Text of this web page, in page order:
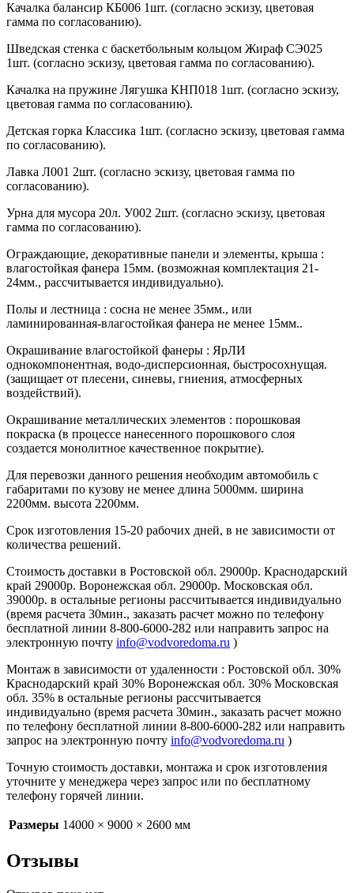
Качалка балансир КБ006 1шт. (согласно эскизу, цветовая
гамма по согласованию).
Шведская стенка с баскетбольным кольцом Жираф СЭ025
1шт. (согласно эскизу, цветовая гамма по согласованию).
Качалка на пружине Лягушка КНП018 1шт. (согласно эскизу,
цветовая гамма по согласованию).
Детская горка Классика 1шт. (согласно эскизу, цветовая гамма
по согласованию).
Лавка Л001 2шт. (согласно эскизу, цветовая гамма по
согласованию).
Урна для мусора 20л. У002 2шт. (согласно эскизу, цветовая
гамма по согласованию).
Ограждающие, декоративные панели и элементы, крыша :
влагостойкая фанера 15мм. (возможная комплектация 21-
24мм., рассчитывается индивидуально).
Полы и лестница : сосна не менее 35мм., или
ламинированная-влагостойкая фанера не менее 15мм..
Окрашивание влагостойкой фанеры : ЯрЛИ
однокомпонентная, водо-дисперсионная, быстросохнущая.
(защищает от плесени, синевы, гниения, атмосферных
воздействий).
Окрашивание металлических элементов : порошковая
покраска (в процессе нанесенного порошкового слоя
создается монолитное качественное покрытие).
Для перевозки данного решения необходим автомобиль с
габаритами по кузову не менее длина 5000мм. ширина
2200мм. высота 2200мм.
Срок изготовления 15-20 рабочих дней, в не зависимости от
количества решений.
Стоимость доставки в Ростовской обл. 29000р. Краснодарский
край 29000р. Воронежская обл. 29000р. Московская обл.
39000р. в остальные регионы рассчитывается индивидуально
(время расчета 30мин., заказать расчет можно по телефону
бесплатной линии 8-800-6000-282 или направить запрос на
электронную почту info@vodvoredoma.ru )
Монтаж в зависимости от удаленности : Ростовской обл. 30%
Краснодарский край 30% Воронежская обл. 30% Московская
обл. 35% в остальные регионы рассчитывается
индивидуально (время расчета 30мин., заказать расчет можно
по телефону бесплатной линии 8-800-6000-282 или направить
запрос на электронную почту info@vodvoredoma.ru )
Точную стоимость доставки, монтажа и срок изготовления
уточните у менеджера через запрос или по бесплатному
телефону горячей линии.
Размеры 14000 × 9000 × 2600 мм
Отзывы